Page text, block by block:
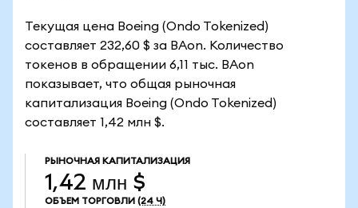
Текущая цена Boeing (Ondo Tokenized)
составляет 232,60 $ за BAon. Количество
токенов в обращении 6,11 тыс. BAon
показывает, что общая рыночная
капитализация Boeing (Ondo Tokenized)
составляет 1,42 млн $.
РЫНОЧНАЯ КАПИТАЛИЗАЦИЯ
1,42 млн $
ОБЪЕМ ТОРГОВЛИ (24 Ч)